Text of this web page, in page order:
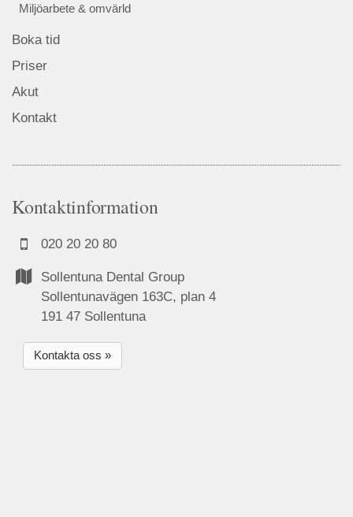
Miljöarbete & omvärld
Boka tid
Priser
Akut
Kontakt
Kontaktinformation
020 20 20 80
Sollentuna Dental Group
Sollentunavägen 163C, plan 4
191 47 Sollentuna
Kontakta oss »